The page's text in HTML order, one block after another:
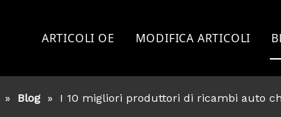
ARTICOLI OE
GUADO
MODIFICA ARTICOLI
GUADO
» Blog » I 10 migliori produttori di ricambi auto